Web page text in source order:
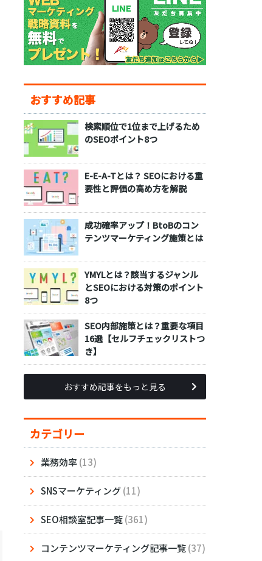
おすすめ記事
検索順位で1位まで上げるため
のSEOポイント8つ
E-E-A-Tとは？ SEOにおける重
要性と評価の高め方を解説
成功確率アップ！BtoBのコン
テンツマーケティング施策とは
YMYLとは？該当するジャンル
とSEOにおける対策のポイント
8つ
SEO内部施策とは？重要な項目
16選【セルフチェックリストつ
き】
おすすめ記事をもっと見る
カテゴリー
業務効率(13)
SNSマーケティング(11)
SEO相談室記事一覧(361)
コンテンツマーケティング記事一覧(37)